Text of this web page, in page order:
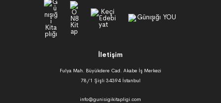
İletişim
Fulya Mah. Büyükdere Cad. Akabe İş Merkezi
78/1 Şişli 34394 İstanbul
info@gunisigikitapligi.com